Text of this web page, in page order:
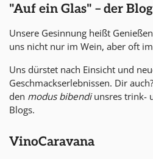
"Auf ein Glas" – der Blog
Unsere Gesinnung heißt
uns nicht nur im Wein, aber oft
Uns dürstet nach Einsicht und
Geschmackserlebnissen. Dir
den modus bibendiunsres trink-
Blogs.
VinoCaravana